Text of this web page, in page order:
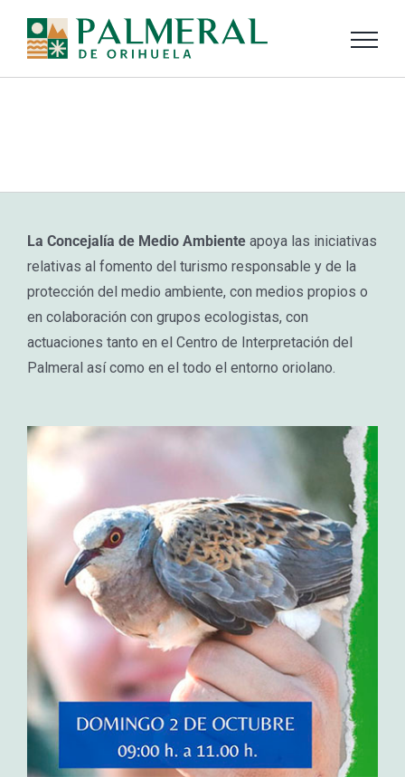
contenido
La Concejalía de Medio Ambienteapoya las iniciativas
relativas al fomento del turismo responsable y de la
protección del medio ambiente, con medios propios o
en colaboración con grupos ecologistas, con
actuaciones tanto en el Centro de Interpretación del
Palmeral así como en el todo el entorno oriolano.